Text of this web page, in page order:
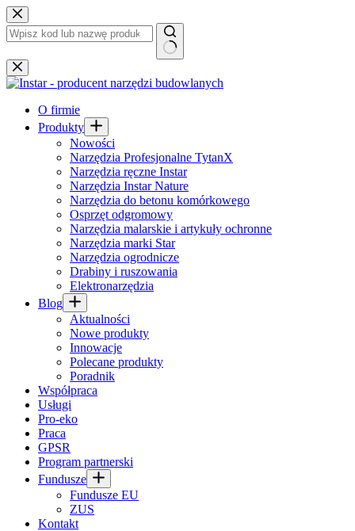
Przejdź
do
treści
Brak
wyników
O firmie
Produkty
Nowości
Narzędzia Profesjonalne TytanX
Narzędzia ręczne Instar
Narzędzia Instar Nature
Narzędzia do betonu komórkowego
Osprzęt odgromowy
Narzędzia malarskie i artykuły ochronne
Narzędzia marki Star
Narzędzia ogrodnicze
Drabiny i ruszowania
Elektronarzędzia
Blog
Aktualności
Nowe produkty
Innowacje
Polecane produkty
Poradnik
Współpraca
Usługi
Pro-eko
Praca
GPSR
Program partnerski
Fundusze
Fundusze EU
ZUS
Kontakt